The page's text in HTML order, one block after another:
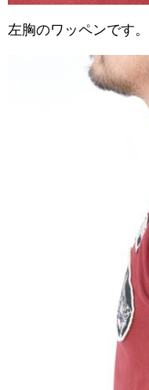
左胸のワッペンです。